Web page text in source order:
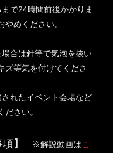
で24時間前後かかりま
めください。
合は針等で気泡を抜い
ズ等気を付けてくださ
れたイベント会場など
さい。
】 ※解説動画はこ